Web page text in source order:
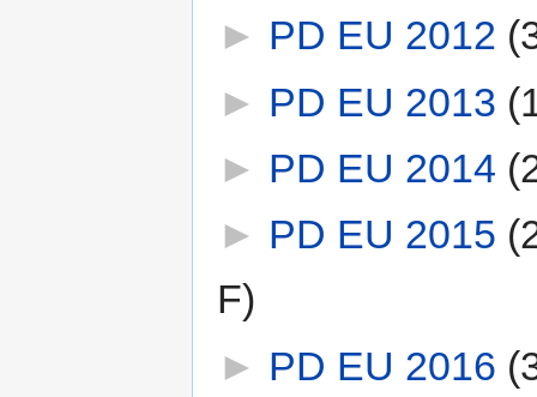
► PD EU 2012
► PD EU 2013
► PD EU 2014
► PD EU 2015
F)
► PD EU 2016